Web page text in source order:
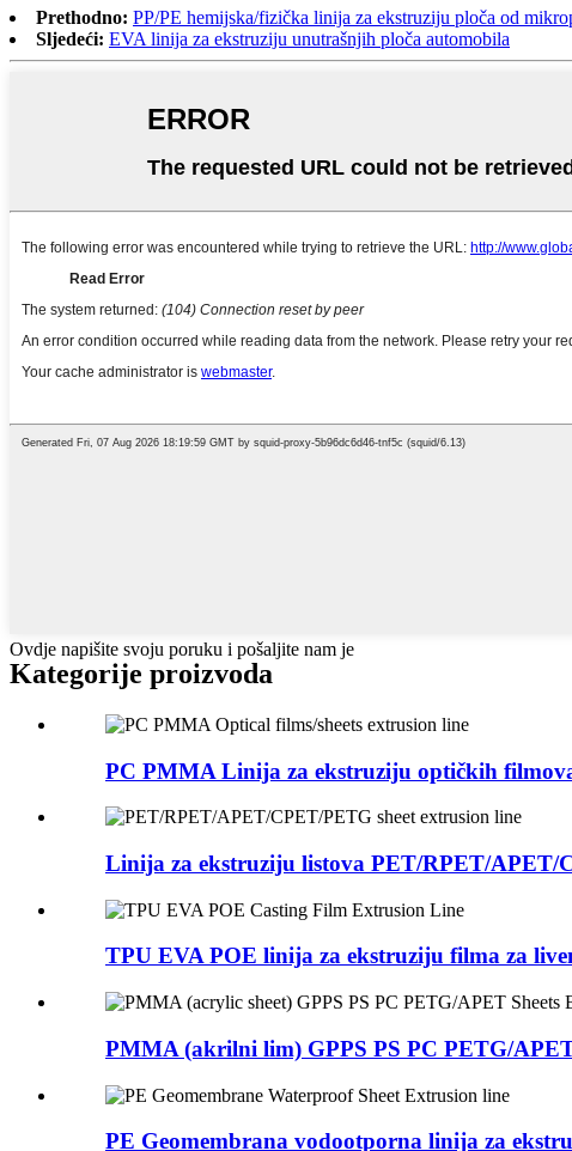
Prethodno: PP/PE hemijska/fizička linija za ekstruziju ploča od
Sljedeći: EVA linija za ekstruziju unutrašnjih ploča automobila
Ovdje napišite svoju poruku i pošaljite nam je
Kategorije proizvoda
PC PMMA Linija za ekstruziju optičkih
Linija za ekstruziju listova PET/RPET/APET/
TPU EVA POE linija za ekstruziju filma za
PMMA (akrilni lim) GPPS PS PC PETG/
PE Geomembrana vodootporna linija za